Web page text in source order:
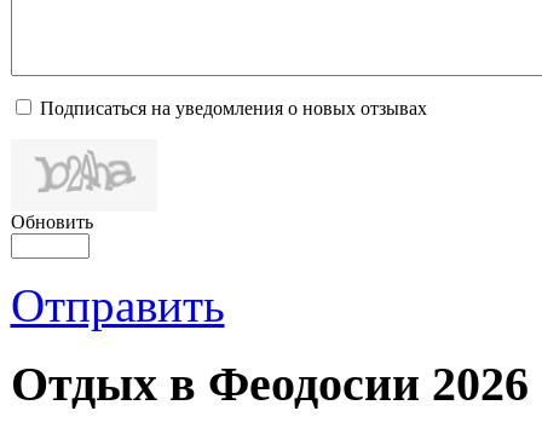
Подписаться на уведомления о новых отзывах
Обновить
Отправить
Отдых в Феодосии 2026